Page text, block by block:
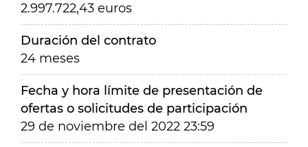
2.997.722,43 euros
Duración del contrato
24 meses
Fecha y hora límite de presentación de
ofertas o solicitudes de participación
29 de noviembre del 2022 23:59